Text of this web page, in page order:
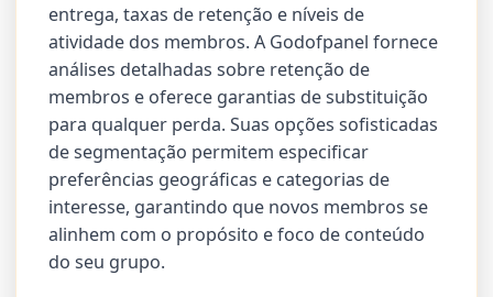
entrega, taxas de retenção e níveis de
atividade dos membros. A Godofpanel fornece
análises detalhadas sobre retenção de
membros e oferece garantias de substituição
para qualquer perda. Suas opções sofisticadas
de segmentação permitem especificar
preferências geográficas e categorias de
interesse, garantindo que novos membros se
alinhem com o propósito e foco de conteúdo
do seu grupo.